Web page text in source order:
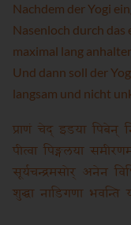
Nachdem der Yogi
Nasenloch durch
maximal lang
Und dann soll der
langsam und nicht
प्राणं चेद् इडया पिबेन्
पीत्वा पिङ्गलया
सूर्यचन्द्रमसोर् अनेन
शुद्धा नाडिगणा भवन्ति